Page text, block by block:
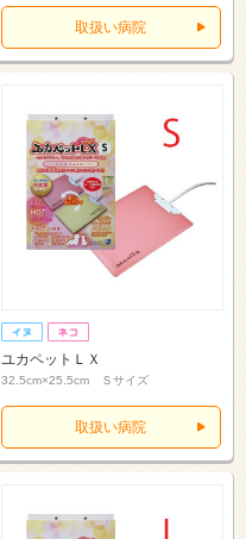
取扱い病院
ユカペットＬＸ
32.5cm×25.5cm Ｓサイズ
取扱い病院